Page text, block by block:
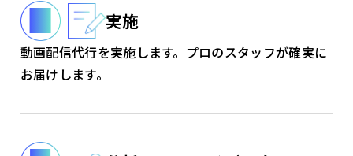
実施
動画配信代行を実施します。プロのスタッフが確実に
お届けします。